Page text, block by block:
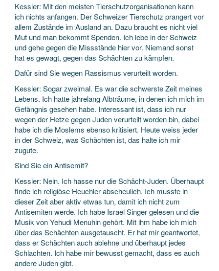
Kessler: Mit den meisten Tierschutzorganisationen kann
ich nichts anfangen. Der Schweizer Tierschutz prangert vor
allem Zustände im Ausland an. Dazu braucht es nicht viel
Mut und man bekommt Spenden. Ich lebe in der Schweiz
und gehe gegen die Missstände hier vor. Niemand sonst
hat es gewagt, gegen das Schächten zu kämpfen.
Dafür sind Sie wegen Rassismus verurteilt worden.
Kessler: Sogar zweimal. Es war die schwerste Zeit meines
Lebens. Ich hatte jahrelang Albträume, in denen ich mich im
Gefängnis gesehen habe. Interessant ist, dass ich nur
wegen der Hetze gegen Juden verurteilt worden bin, dabei
habe ich die Moslems ebenso kritisiert. Heute weiss jeder
in der Schweiz, was Schächten ist, das halte ich mir
zugute.
Sind Sie ein Antisemit?
Kessler: Nein. Ich hasse nur die Schächt-Juden. Überhaupt
finde ich religiöse Heuchler abscheulich. Ich musste in
dieser Zeit aber aktiv etwas tun, damit ich nicht zum
Antisemiten werde. Ich habe Israel Singer gelesen und die
Musik von Yehudi Menuhin gehört. Mit ihm habe ich mich
über das Schächten ausgetauscht. Er hat mir geantwortet,
dass er Schächten auch ablehne und überhaupt jedes
Schlachten. Ich habe mir bewusst gemacht, dass es auch
andere Juden gibt.